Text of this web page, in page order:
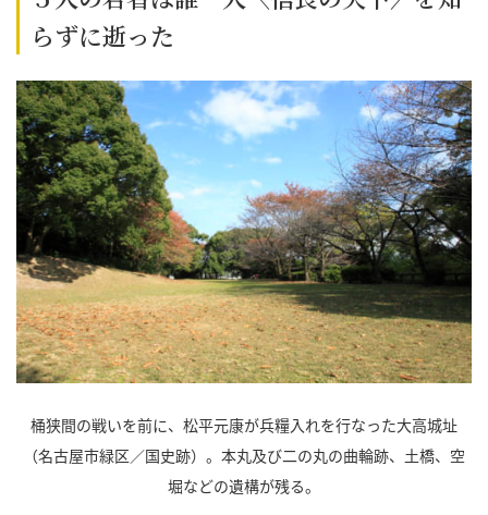
らずに逝った
桶狭間の戦いを前に、松平元康が兵糧入れを行なった大高城址
（名古屋市緑区／国史跡）。本丸及び二の丸の曲輪跡、土橋、空
堀などの遺構が残る。